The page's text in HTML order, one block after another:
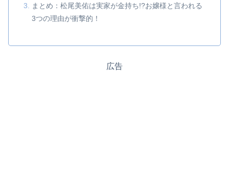
まとめ：松尾美佑は実家が金持ち!?お嬢様と言われる
3つの理由が衝撃的！
広告